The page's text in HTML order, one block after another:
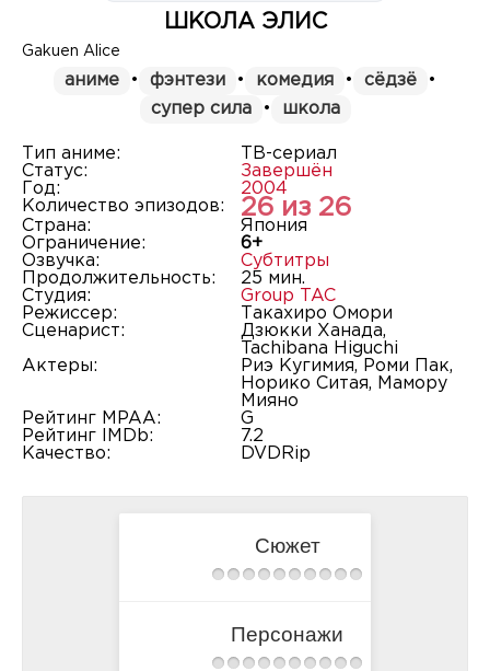
ШКОЛА ЭЛИС
Gakuen Alice
аниме • фэнтези • комедия • сёдзё
•
супер сила
• школа
Тип аниме:
ТВ-сериал
Статус:
Завершён
Год:
2004
Количество эпизодов:
26 из 26
Страна:
Япония
Ограничение:
6+
Озвучка:
Субтитры
Продолжительность:
25 мин.
Студия:
Group TAC
Режиссер:
Такахиро Омори
Сценарист:
Дзюкки Ханада,
Tachibana Higuchi
Актеры:
Риэ Кугимия, Роми Пак,
Норико Ситая, Мамору
Мияно
Рейтинг MPAA:
G
Рейтинг IMDb:
7.2
Качество:
DVDRip
Сюжет
Персонажи